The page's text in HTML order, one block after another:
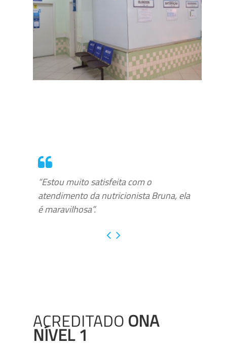
“Estou muito satisfeita com o
atendimento da nutricionista Bruna, ela
é maravilhosa”.
ACREDITADO ONA
NÍVEL 1